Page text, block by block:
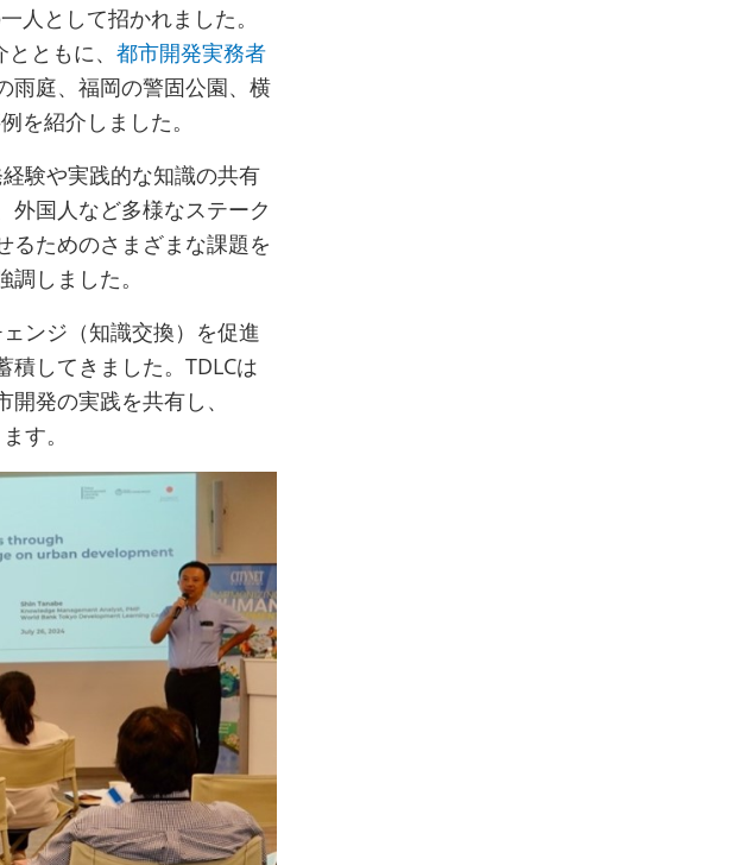
人として招かれました。
ともに、 都市開発実務者
雨庭、福岡の警固公園、横
を紹介しました。
験や実践的な知識の共有
外国人など多様なステーク
るためのさまざまな課題を
しました。
ンジ（知識交換）を促進
積してきました。TDLCは
発の実践を共有し、
す。